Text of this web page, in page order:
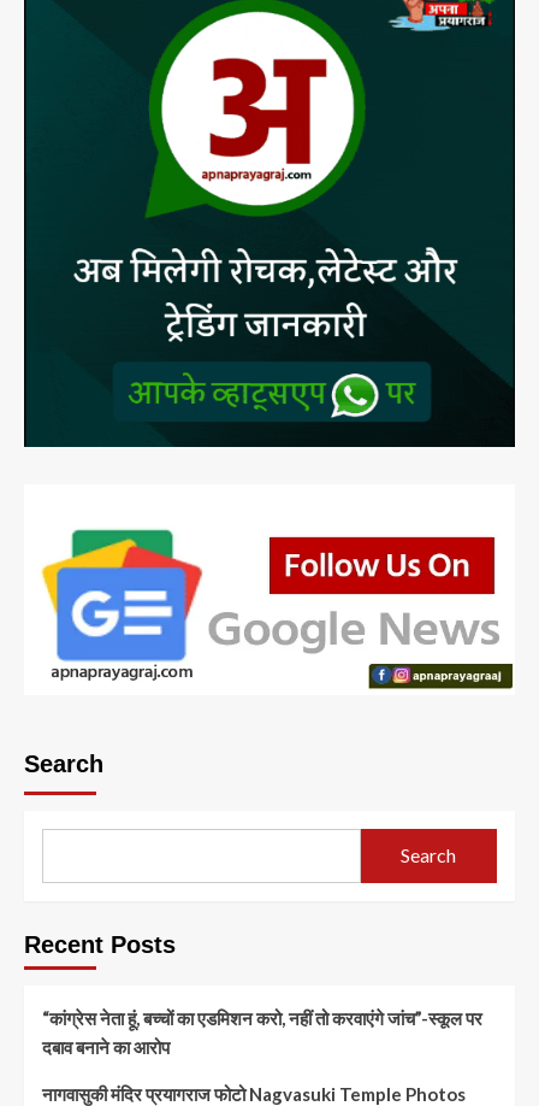
Search
Search
Recent Posts
“कांग्रेस नेता हूं, बच्चों का एडमिशन करो, नहीं तो करवाएंगे जांच”-स्कूल पर
दबाव बनाने का आरोप
नागवासुकी मंदिर प्रयागराज फोटो Nagvasuki Temple Photos